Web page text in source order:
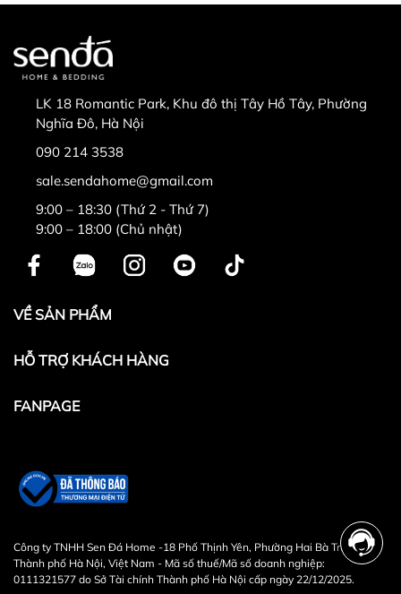
LK 18 Romantic Park, Khu đô thị Tây Hồ Tây, Phường
Nghĩa Đô, Hà Nội
090 214 3538
sale.sendahome@gmail.com
9:00 – 18:30 (Thứ 2 - Thứ 7)
9:00 – 18:00 (Chủ nhật)
VỀ SẢN PHẨM
HỖ TRỢ KHÁCH HÀNG
FANPAGE
Công ty TNHH Sen Đá Home -18 Phố Thịnh Yên, Phường Hai Bà Trưng,
Thành phố Hà Nội, Việt Nam - Mã số thuế/Mã số doanh nghiệp:
0111321577 do Sở Tài chính Thành phố Hà Nội cấp ngày 22/12/2025.